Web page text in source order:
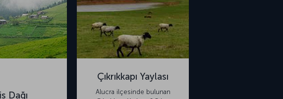
Dağı
Çıkrıkkapı Yaylası
Alucra ilçesinde bulunan